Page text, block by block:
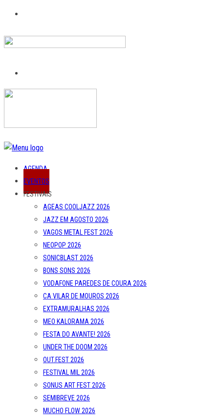
AGENDA
EVENTOS
FESTIVAIS
AGEAS COOLJAZZ 2026
JAZZ EM AGOSTO 2026
VAGOS METAL FEST 2026
NEOPOP 2026
SONICBLAST 2026
BONS SONS 2026
VODAFONE PAREDES DE COURA 2026
CA VILAR DE MOUROS 2026
EXTRAMURALHAS 2026
MEO KALORAMA 2026
FESTA DO AVANTE! 2026
UNDER THE DOOM 2026
OUT.FEST 2026
FESTIVAL MIL 2026
SONUS ART FEST 2026
SEMIBREVE 2026
MUCHO FLOW 2026